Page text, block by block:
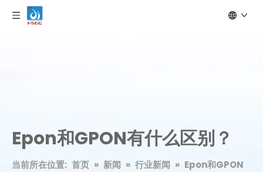
Epon和GPON有什么区别？
当前所在位置: 首页 » 新闻 » 行业新闻 » Epon和GPON